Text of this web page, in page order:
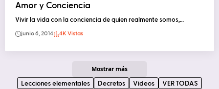
Amor y Conciencia
Vivir la vida con la conciencia de quien realmente somos,…
junio 6, 2014 4K Vistas
Mostrar más
Lecciones elementales Decretos Videos VER TODAS